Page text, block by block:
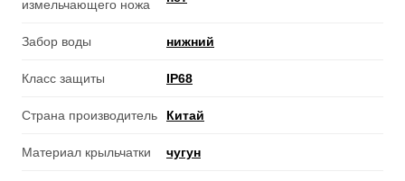
измельчающего ножа
Забор воды нижний
Класс защиты IP68
Страна производитель Китай
Материал крыльчатки чугун